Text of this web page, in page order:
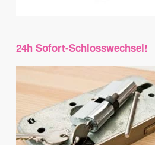
24h Sofort-Schlosswechsel!